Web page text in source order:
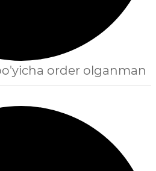
order olganman